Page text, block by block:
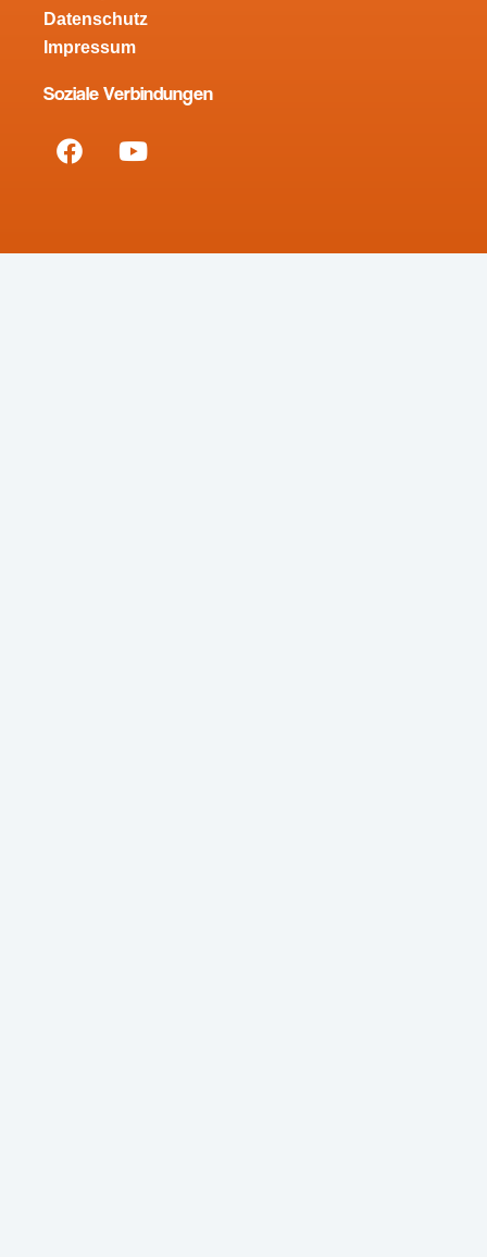
Datenschutz
Impressum
Soziale Verbindungen